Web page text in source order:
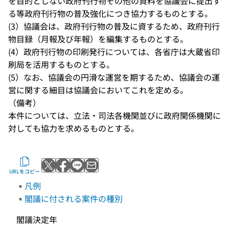
凡例
閣議に付される案件の種別
閣議決定年
る等政府刊行物の普及強化につき協力するものとする。
(3）協議会は、政府刊行物の普及に資するため、政府刊行
物目録（月報及び年報）を編集するものとする。
(4）政府刊行物の印刷発行については、各省庁は大蔵省印
刷局を活用するものとする。
(5）なお、協議会の円滑な運営を期するため、協議会の運
営に関する細目は協議会においてこれを定める。
（備考）
本件については、立法・司法各機関並びに政府関係機関に
対しても協力を求めるものとする。
URLをコピー Xでポストする
Facebookでシェアする
LINEで送る
メールで送る